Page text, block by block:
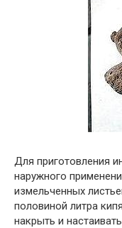
Для приготовления
наружного
измельченных
половиной литра
накрыть и